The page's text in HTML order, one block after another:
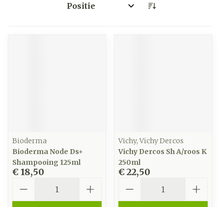
Sorteer op:
Bioderma
Bioderma Node Ds+
Shampooing 125ml
€ 18,50
Vichy, Vichy Dercos
Vichy Dercos Sh A/roos K
250ml
€ 22,50